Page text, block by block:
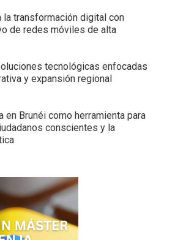
la transformación digital con
de redes móviles de alta
tecnológicas enfocadas
y expansión regional
en Brunéi como herramienta para
conscientes y la